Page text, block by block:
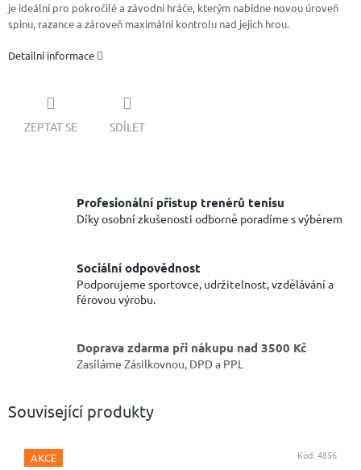
je ideální pro pokročilé a závodní hráče, kterým nabídne novou úroveň
spinu, razance a zároveň maximální kontrolu nad jejich hrou.
Detailní informace
ZEPTAT SE SDÍLET
Profesionální přístup trenérů tenisu
Díky osobní zkušenosti odborně poradíme s výběrem
Sociální odpovědnost
Podporujeme sportovce, udržitelnost, vzdělávání a
férovou výrobu.
Doprava zdarma při nákupu nad 3500 Kč
Zasíláme Zásilkovnou, DPD a PPL
Související produkty
AKCE
Kód: 4856